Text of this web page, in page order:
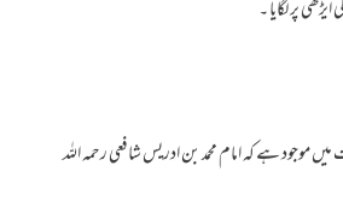
پر لگایا ۔
موجود ہے کہ امام محمد بن ادریس شافعی رحمہ اللہ